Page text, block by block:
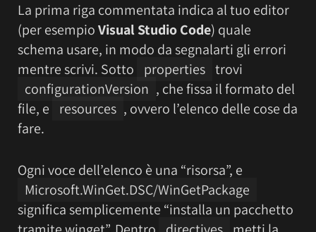
La prima riga commentata indica al tuo editor
(per esempioVisual Studio Code) quale
schema usare, in modo da segnalarti gli errori
mentre scrivi. Sotto
properties trovi
configurationVersion , che fissa il formato del
file, e
resources , ovvero l’elenco delle cose da
fare.
Ogni voce dell’elenco è una “risorsa”, e
Microsoft.WinGet.DSC/WinGetPackage
significa semplicemente “installa un pacchetto